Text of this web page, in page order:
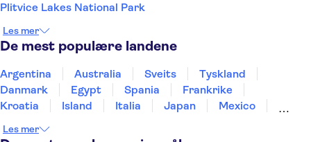
Plitvice Lakes National Park
Les mer
De mest populære landene
Argentina Australia Sveits
Tyskland
Danmark
Egypt Spania
Frankrike
Kroatia
Island Italia Japan
Mexico
Sverige
Thailand Tyrkia
Les mer